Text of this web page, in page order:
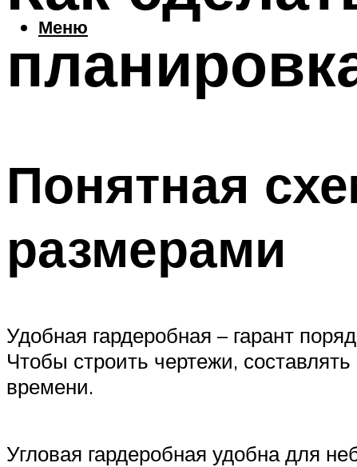
Меню
Понятная
размерами
Удобная гардеробная – гарант
Чтобы строить чертежи,
времени.
Угловая гардеробная удобна для